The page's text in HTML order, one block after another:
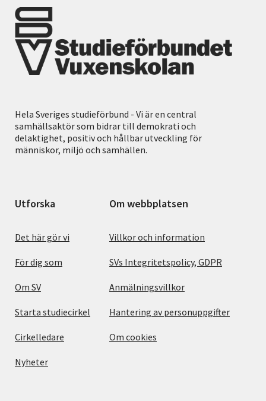
Hela Sveriges studieförbund - Vi är en central
samhällsaktör som bidrar till demokrati och
delaktighet, positiv och hållbar utveckling för
människor, miljö och samhällen.
Utforska
Det här gör vi
För dig som
Om SV
Starta studiecirkel
Cirkelledare
Nyheter
Om webbplatsen
Villkor och information
SVs Integritetspolicy, GDPR
Anmälningsvillkor
Hantering av personuppgifter
Om cookies